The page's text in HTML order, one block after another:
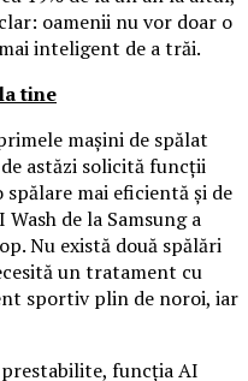
oamenii nu vor doar o
inteligent de a trăi.
tine
mașini de spălat
astăzi solicită funcții
mai eficientă și de
de la Samsung a
Nu există două spălări
un tratament cu
sportiv plin de noroi, iar
prestabilite, funcția AI